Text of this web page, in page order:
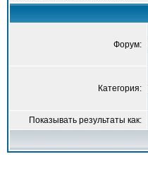
Форум:
Категория:
Показывать результаты как: